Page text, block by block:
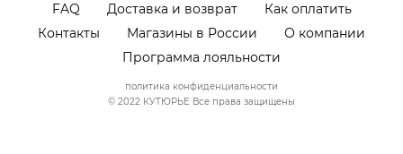
FAQ Доставка и возврат
Как оплатить
Контакты
Магазины в России
О компании
Программа лояльности
© 2022 КУТЮРЬЕ Все права защищены
политика конфиденциальности